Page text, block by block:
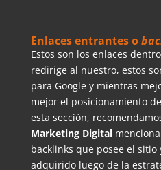
Enlaces entrantes o
Estos son los enlaces
redirige al nuestro, estos
para Google y mientras
mejor el posicionamiento
esta sección,
Marketing Digital
backlinks que posee el sitio
adquirido luego de la